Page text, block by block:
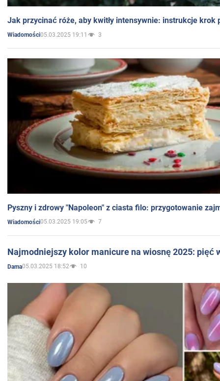
Jak przycinać róże, aby kwitły intensywnie: instrukcje krok
Wiadomości05.03.2025 19:11 3
Pyszny i zdrowy "Napoleon" z ciasta filo: przygotowanie
Wiadomości05.03.2025 19:05 7
Najmodniejszy kolor manicure na wiosnę 2025: pięć
Dama05.03.2025 18:52 10